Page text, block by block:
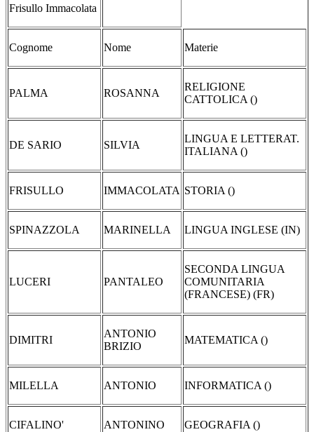
Frisullo Immacolata
Cognome Nome Materie
PALMA ROSANNA
RELIGIONE
CATTOLICA ()
DE SARIO SILVIA
LINGUA E LETTERAT.
ITALIANA ()
FRISULLO IMMACOLATA STORIA ()
SPINAZZOLA MARINELLA LINGUA INGLESE (IN)
LUCERI PANTALEO
SECONDA LINGUA
COMUNITARIA
(FRANCESE) (FR)
DIMITRI
ANTONIO
BRIZIO
MATEMATICA ()
MILELLA ANTONIO INFORMATICA ()
CIFALINO' ANTONINO GEOGRAFIA ()